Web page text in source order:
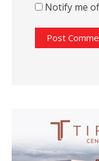
Notify me